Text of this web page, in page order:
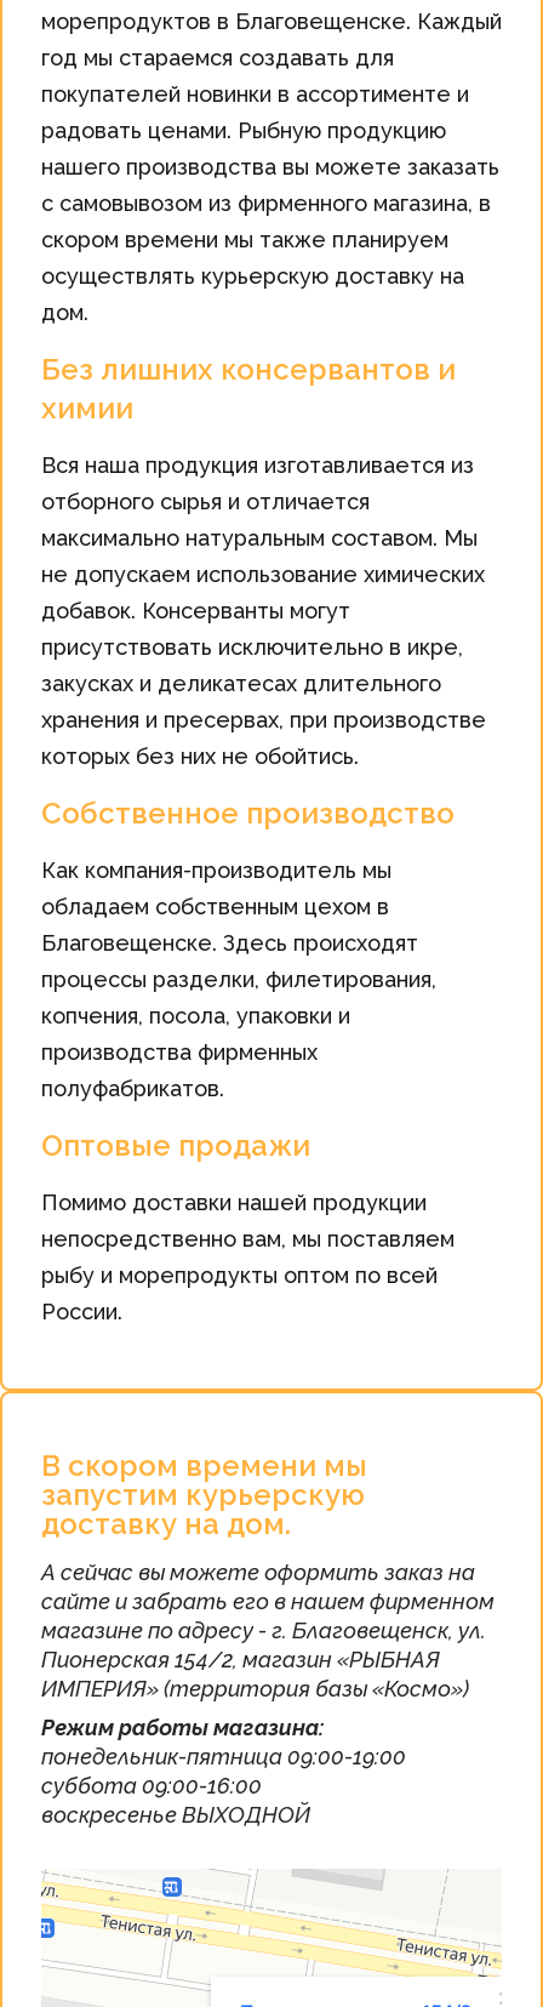
морепродуктов в Благовещенске. Каждый
год мы стараемся создавать для
покупателей новинки в ассортименте и
радовать ценами. Рыбную продукцию
нашего производства вы можете заказать
с самовывозом из фирменного магазина, в
скором времени мы также планируем
осуществлять курьерскую доставку на
дом.
Без лишних консервантов и
химии
Вся наша продукция изготавливается из
отборного сырья и отличается
максимально натуральным составом. Мы
не допускаем использование химических
добавок. Консерванты могут
присутствовать исключительно в икре,
закусках и деликатесах длительного
хранения и пресервах, при производстве
которых без них не обойтись.
Собственное производство
Как компания-производитель мы
обладаем собственным цехом в
Благовещенске. Здесь происходят
процессы разделки, филетирования,
копчения, посола, упаковки и
производства фирменных
полуфабрикатов.
Оптовые продажи
Помимо доставки нашей продукции
непосредственно вам, мы поставляем
рыбу и морепродукты оптом по всей
России.
В скором времени мы
запустим курьерскую
доставку на дом.
А сейчас вы можете оформить заказ на
сайте и забрать его в нашем фирменном
магазине по адресу - г. Благовещенск, ул.
Пионерская 154/2, магазин «РЫБНАЯ
ИМПЕРИЯ» (территория базы «Космо»)
Режим работы магазина:
понедельник-пятница 09:00-19:00
суббота 09:00-16:00
воскресенье ВЫХОДНОЙ
Благовещенск
Пионерская улица, 154/2 — Яндекс Карты